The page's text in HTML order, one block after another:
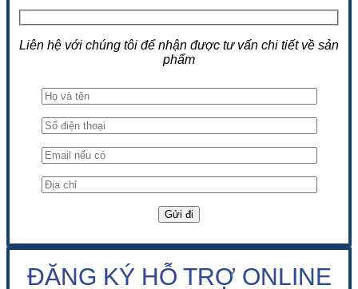
Liên hệ với chúng tôi để nhận được tư vấn chi tiết về sản
phẩm
ĐĂNG KÝ HỖ TRỢ ONLINE